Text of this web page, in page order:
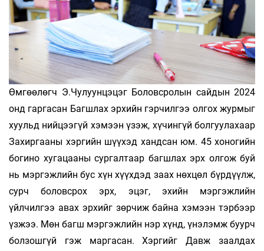
Өмгөөлөгч Э.Чулуунцэцэг Боловсролын сайдын 2024
онд гаргасан Багшлах эрхийн гэрчилгээ олгох журмыг
хуульд нийцээгүй хэмээн үзэж, хүчингүй болгуулахаар
Захиргааны хэргийн шүүхэд хандсан юм. 45 хоногийн
богино хугацааны сургалтаар багшлах эрх олгож буй
нь мэргэжлийн бус хүн хүүхдэд заах нөхцөл бүрдүүлж,
сурч боловсрох эрх, эцэг, эхийн мэргэжлийн
үйлчилгээ авах эрхийг зөрчиж байна хэмээн тэрбээр
үзжээ. Мөн багш мэргэжлийн нэр хүнд, үнэлэмж буурч
болзошгүй гэж маргасан. Хэргийг Давж заалдах